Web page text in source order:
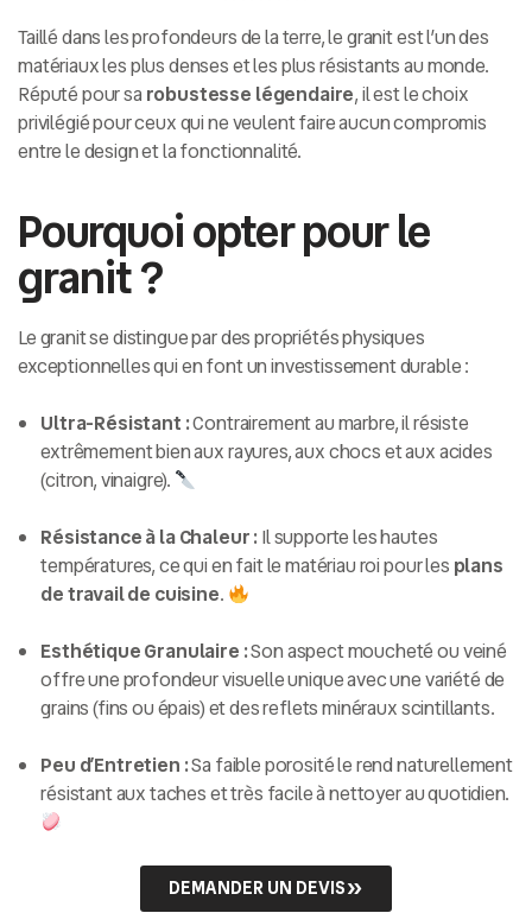
Taillé dans les profondeurs de la terre, le granit est l’un des
matériaux les plus denses et les plus résistants au monde.
Réputé pour sa robustesse légendaire, il est le choix
privilégié pour ceux qui ne veulent faire aucun compromis
entre le design et la fonctionnalité.
Pourquoi opter pour le
granit ?
Le granit se distingue par des propriétés physiques
exceptionnelles qui en font un investissement durable :
Ultra-Résistant :Contrairement au marbre, il résiste
extrêmement bien aux rayures, aux chocs et aux acides
(citron, vinaigre).
Résistance à la Chaleur :Il supporte les hautes
températures, ce qui en fait le matériau roi pour les plans
de travail de cuisine.
Esthétique Granulaire :Son aspect moucheté ou veiné
offre une profondeur visuelle unique avec une variété de
grains (fins ou épais) et des reflets minéraux scintillants.
Peu d’Entretien :Sa faible porosité le rend naturellement
résistant aux taches et très facile à nettoyer au quotidien.
DEMANDER UN DEVIS